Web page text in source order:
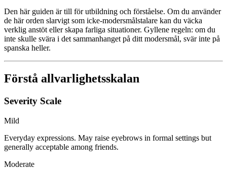
Den här guiden är till för utbildning och förståelse. Om du använder
de här orden slarvigt som icke-modersmålstalare kan du väcka
verklig anstöt eller skapa farliga situationer. Gyllene regeln: om du
inte skulle svära i det sammanhanget på ditt modersmål, svär inte på
spanska heller.
Förstå allvarlighetsskalan
Severity Scale
Mild
Everyday expressions. May raise eyebrows in formal settings but
generally acceptable among friends.
Moderate